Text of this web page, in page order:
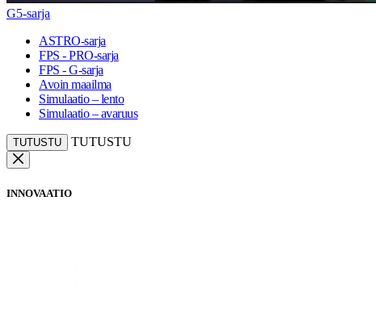
G5-sarja
ASTRO-sarja
FPS - PRO-sarja
FPS - G-sarja
Avoin maailma
Simulaatio – lento
Simulaatio – avaruus
TUTUSTU TUTUSTU
INNOVAATIO